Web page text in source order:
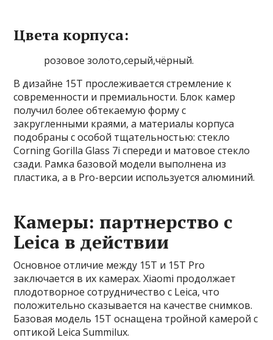
Цвета корпуса:
розовое золото,серый,чёрный.
В дизайне 15T прослеживается стремление к
современности и премиальности. Блок камер
получил более обтекаемую форму с
закругленными краями, а материалы корпуса
подобраны с особой тщательностью: стекло
Corning Gorilla Glass 7i спереди и матовое стекло
сзади. Рамка базовой модели выполнена из
пластика, а в Pro-версии используется алюминий.
Камеры: партнерство с
Leica в действии
Основное отличие между 15T и 15T Pro
заключается в их камерах. Xiaomi продолжает
плодотворное сотрудничество с Leica, что
положительно сказывается на качестве снимков.
Базовая модель 15T оснащена тройной камерой с
оптикой Leica Summilux.